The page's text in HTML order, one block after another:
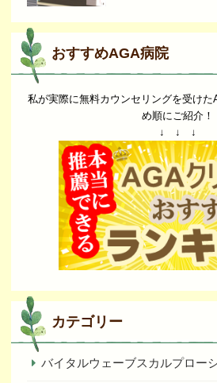
おすすめAGA病院
私が実際に無料カウンセリングを受け
め順にご紹介！
↓ ↓ ↓
カテゴリー
バイタルウェーブスカルプロー